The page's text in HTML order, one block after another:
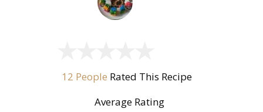
12 People Rated This Recipe
Average Rating